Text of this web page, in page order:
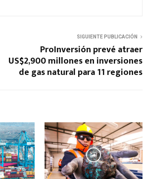
SIGUIENTE PUBLICACIÓN
ProInversión prevé atraer
US$2,900 millones en inversiones
de gas natural para 11 regiones